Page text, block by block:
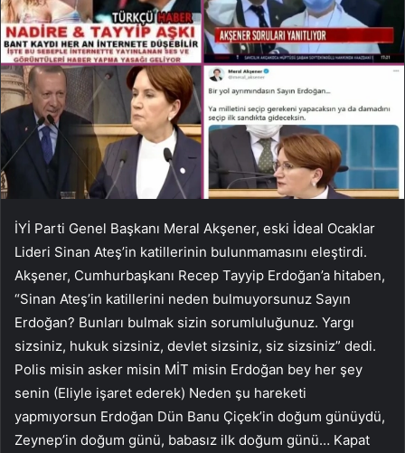
İYİ Parti Genel Başkanı Meral Akşener, eski İdeal Ocaklar
Lideri Sinan Ateş’in katillerinin bulunmamasını eleştirdi.
Akşener, Cumhurbaşkanı Recep Tayyip Erdoğan’a hitaben,
“Sinan Ateş’in katillerini neden bulmuyorsunuz Sayın
Erdoğan? Bunları bulmak sizin sorumluluğunuz. Yargı
sizsiniz, hukuk sizsiniz, devlet sizsiniz, siz sizsiniz” dedi.
Polis misin asker misin MİT misin Erdoğan bey her şey
senin (Eliyle işaret ederek) Neden şu hareketi
yapmıyorsun Erdoğan Dün Banu Çiçek’in doğum günüydü,
Zeynep’in doğum günü, babasız ilk doğum günü… Kapat